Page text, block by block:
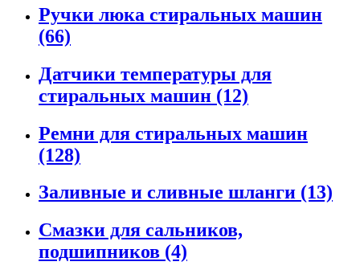
Ручки люка стиральных машин
(66)
Датчики температуры для
стиральных машин (12)
Ремни для стиральных машин
(128)
Заливные и сливные шланги (13)
Смазки для сальников,
подшипников (4)